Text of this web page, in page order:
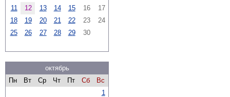
11
12 13 14 15 16
17
18
19 20 21 22 23
24
25
26 27 28 29 30
октябрь
Пн
Вт Ср Чт Пт Сб
Вс
1